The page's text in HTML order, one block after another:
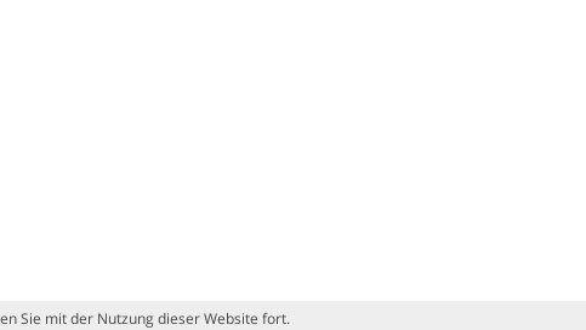
Sie mit der Nutzung dieser Website fort.